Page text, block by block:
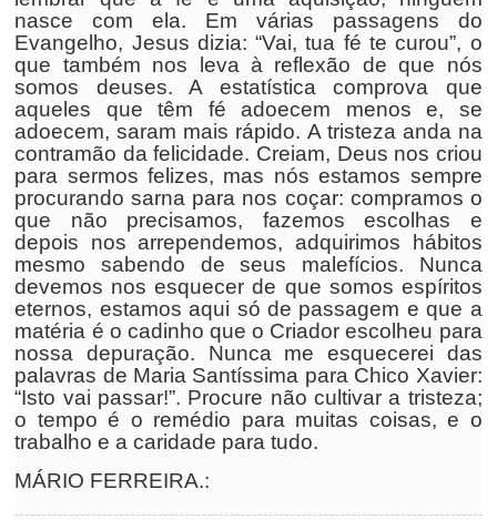
nasce com ela. Em várias passagens do
Evangelho, Jesus dizia: “Vai, tua fé te curou”, o
que também nos leva à reflexão de que nós
somos deuses. A estatística comprova que
aqueles que têm fé adoecem menos e, se
adoecem, saram mais rápido. A tristeza anda na
contramão da felicidade. Creiam, Deus nos criou
para sermos felizes, mas nós estamos sempre
procurando sarna para nos coçar: compramos o
que não precisamos, fazemos escolhas e
depois nos arrependemos, adquirimos hábitos
mesmo sabendo de seus malefícios. Nunca
devemos nos esquecer de que somos espíritos
eternos, estamos aqui só de passagem e que a
matéria é o cadinho que o Criador escolheu para
nossa depuração. Nunca me esquecerei das
palavras de Maria Santíssima para Chico Xavier:
“Isto vai passar!”. Procure não cultivar a tristeza;
o tempo é o remédio para muitas coisas, e o
trabalho e a caridade para tudo.
MÁRIO FERREIRA.: